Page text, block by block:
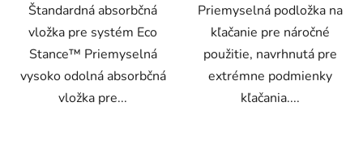
Štandardná absorbčná
vložka pre systém Eco
Stance™ Priemyselná
vysoko odolná absorbčná
vložka pre...
Priemyselná podložka na
kľačanie pre náročné
použitie, navrhnutá pre
extrémne podmienky
kľačania....